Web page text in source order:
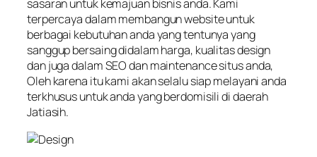
sasaran untuk kemajuan bisnis anda. Kami
terpercaya dalam membangun website untuk
berbagai kebutuhan anda yang tentunya yang
sanggup bersaing didalam harga, kualitas design
dan juga dalam SEO dan maintenance situs anda,
Oleh karena itu kami akan selalu siap melayani anda
terkhusus untuk anda yang berdomisili di daerah
Jatiasih.